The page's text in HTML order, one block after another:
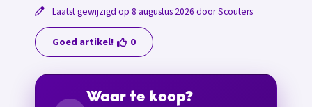
Laatst gewijzigd op 8 augustus 2026 door Scouters
Goed artikel! 0
Waar te koop?